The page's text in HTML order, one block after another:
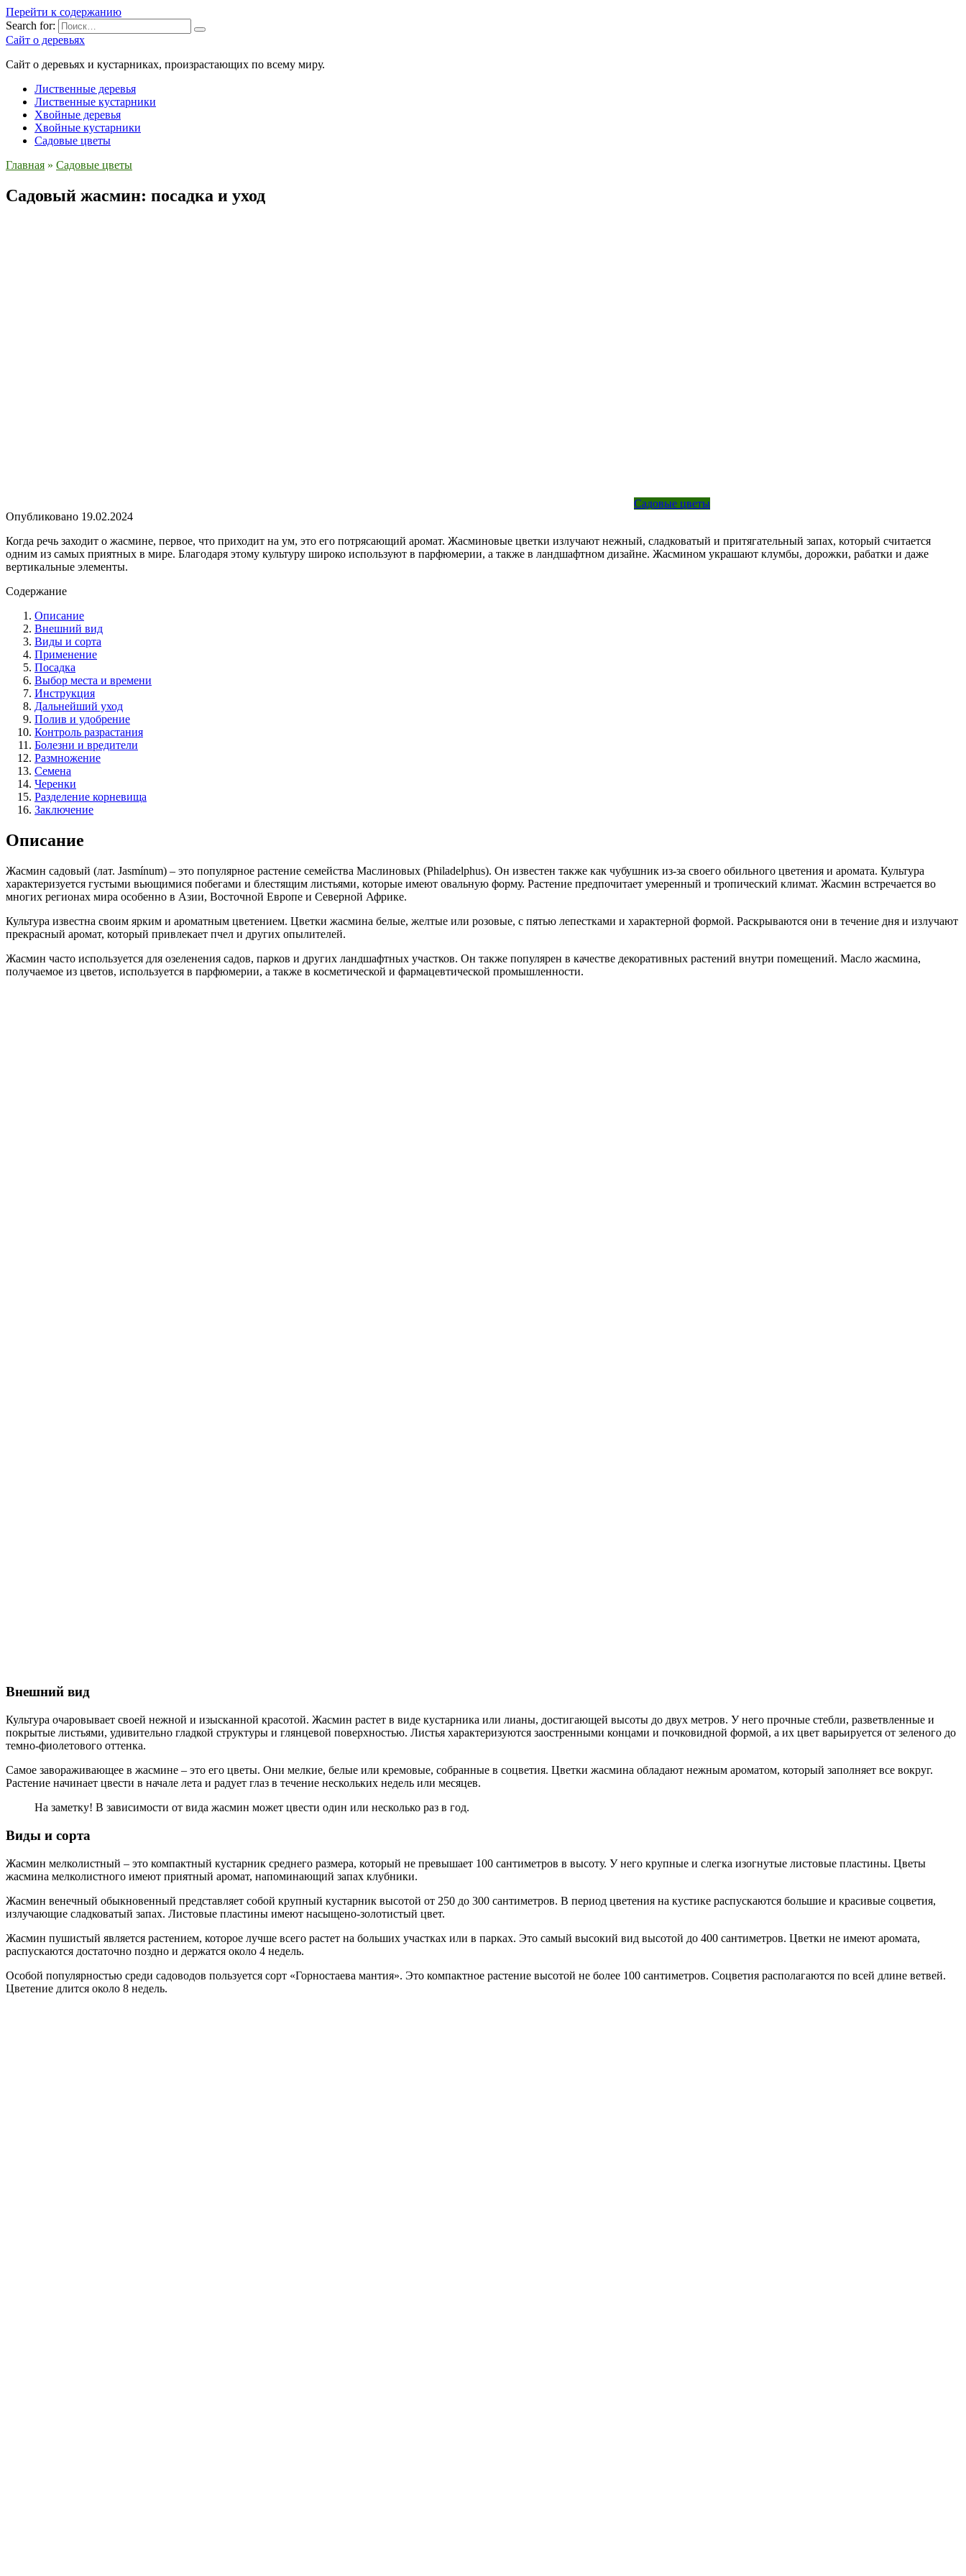
Перейти к содержанию
Search for:
Сайт о деревьях
Сайт о деревьях и кустарниках, произрастающих по всему миру.
Лиственные деревья
Лиственные кустарники
Хвойные деревья
Хвойные кустарники
Садовые цветы
Главная » Садовые цветы
Садовый жасмин: посадка и уход
Садовые цветы
Опубликовано 19.02.2024
Когда речь заходит о жасмине, первое, что приходит на ум, это его потрясающий аромат. Жасминовые цветки излучают нежный, сладковатый и притягательный запах, который считается
одним из самых приятных в мире. Благодаря этому культуру широко используют в парфюмерии, а также в ландшафтном дизайне. Жасмином украшают клумбы, дорожки, рабатки и даже
вертикальные элементы.
Содержание
Описание
Внешний вид
Виды и сорта
Применение
Посадка
Выбор места и времени
Инструкция
Дальнейший уход
Полив и удобрение
Контроль разрастания
Болезни и вредители
Размножение
Семена
Черенки
Разделение корневища
Заключение
Описание
Жасмин садовый (лат. Jasmínum) – это популярное растение семейства Маслиновых (Philadelphus). Он известен также как чубушник из-за своего обильного цветения и аромата. Культура
характеризуется густыми вьющимися побегами и блестящим листьями, которые имеют овальную форму. Растение предпочитает умеренный и тропический климат. Жасмин встречается во
многих регионах мира особенно в Азии, Восточной Европе и Северной Африке.
Культура известна своим ярким и ароматным цветением. Цветки жасмина белые, желтые или розовые, с пятью лепестками и характерной формой. Раскрываются они в течение дня и излучают
прекрасный аромат, который привлекает пчел и других опылителей.
Жасмин часто используется для озеленения садов, парков и других ландшафтных участков. Он также популярен в качестве декоративных растений внутри помещений. Масло жасмина,
получаемое из цветов, используется в парфюмерии, а также в косметической и фармацевтической промышленности.
Внешний вид
Культура очаровывает своей нежной и изысканной красотой. Жасмин растет в виде кустарника или лианы, достигающей высоты до двух метров. У него прочные стебли, разветвленные и
покрытые листьями, удивительно гладкой структуры и глянцевой поверхностью. Листья характеризуются заостренными концами и почковидной формой, а их цвет варьируется от зеленого до
темно-фиолетового оттенка.
Самое завораживающее в жасмине – это его цветы. Они мелкие, белые или кремовые, собранные в соцветия. Цветки жасмина обладают нежным ароматом, который заполняет все вокруг.
Растение начинает цвести в начале лета и радует глаз в течение нескольких недель или месяцев.
На заметку! В зависимости от вида жасмин может цвести один или несколько раз в год.
Виды и сорта
Жасмин мелколистный – это компактный кустарник среднего размера, который не превышает 100 сантиметров в высоту. У него крупные и слегка изогнутые листовые пластины. Цветы
жасмина мелколистного имеют приятный аромат, напоминающий запах клубники.
Жасмин венечный обыкновенный представляет собой крупный кустарник высотой от 250 до 300 сантиметров. В период цветения на кустике распускаются большие и красивые соцветия,
излучающие сладковатый запах. Листовые пластины имеют насыщено-золотистый цвет.
Жасмин пушистый является растением, которое лучше всего растет на больших участках или в парках. Это самый высокий вид высотой до 400 сантиметров. Цветки не имеют аромата,
распускаются достаточно поздно и держатся около 4 недель.
Особой популярностью среди садоводов пользуется сорт «Горностаева мантия». Это компактное растение высотой не более 100 сантиметров. Соцветия располагаются по всей длине ветвей.
Цветение длится около 8 недель.